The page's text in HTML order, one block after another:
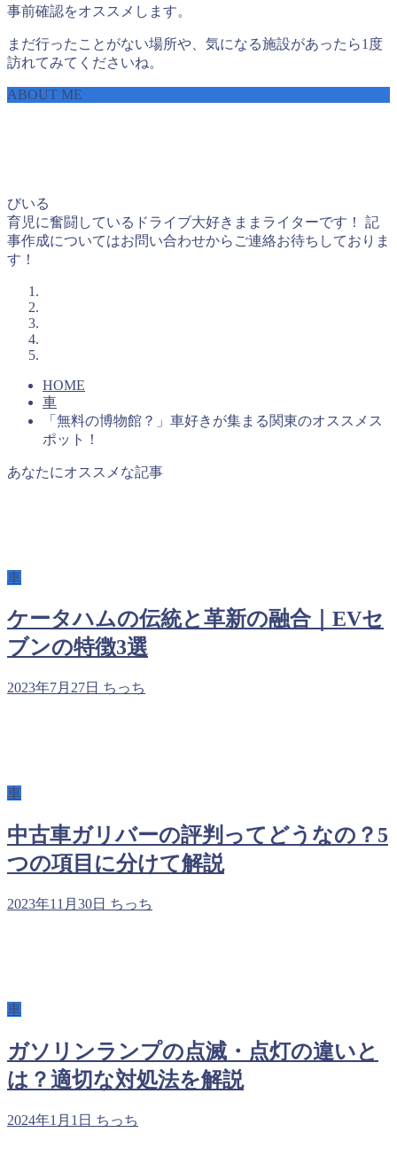
事前確認をオススメします。
まだ行ったことがない場所や、気になる施設があったら1度
訪れてみてくださいね。
ABOUT ME
びいる
育児に奮闘しているドライブ大好きままライターです！ 記
事作成についてはお問い合わせからご連絡お待ちしておりま
す！
HOME
車
「無料の博物館？」車好きが集まる関東のオススメス
ポット！
あなたにオススメな記事
車
ケータハムの伝統と革新の融合｜EVセ
ブンの特徴3選
2023年7月27日 ちっち
車
中古車ガリバーの評判ってどうなの？5
つの項目に分けて解説
2023年11月30日 ちっち
車
ガソリンランプの点滅・点灯の違いと
は？適切な対処法を解説
2024年1月1日 ちっち